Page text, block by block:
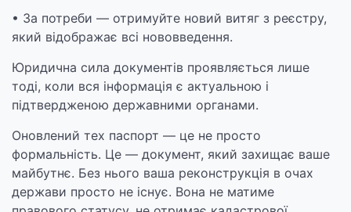
• За потреби — отримуйте новий витяг з реєстру,
який відображає всі нововведення.
Юридична сила документів проявляється лише
тоді, коли вся інформація є актуальною і
підтвердженою державними органами.
Оновлений тех паспорт — це не просто
формальність. Це — документ, який захищає ваше
майбутнє. Без нього ваша реконструкція в очах
держави просто не існує. Вона не матиме